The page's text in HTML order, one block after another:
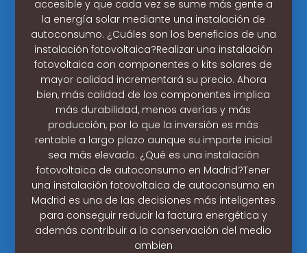
accesible y que cada vez se sume más gente a
la energía solar mediante una instalación de
autoconsumo. ¿Cuáles son los beneficios de una
instalación fotovoltaica?Realizar una instalación
fotovoltaica con componentes o kits solares de
mayor calidad incrementará su precio. Ahora
bien, más calidad de los componentes implica
más durabilidad, menos averías y más
producción, por lo que la inversión es más
rentable a largo plazo aunque su importe inicial
sea más elevado. ¿Qué es una instalación
fotovoltaica de autoconsumo en Madrid?Tener
una instalación fotovoltaica de autoconsumo en
Madrid es una de las decisiones más inteligentes
para conseguir reducir la factura energética y
además contribuir a la conservación del medio
ambien